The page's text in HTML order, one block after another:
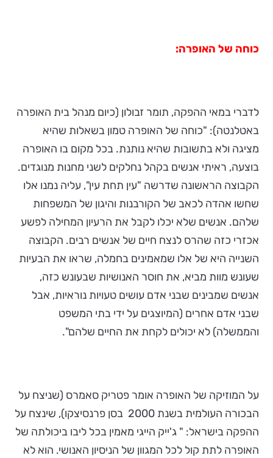
כוחה של האופרה:
לדברי במאי ההפקה, תומר זבולון (כיום מנהל בית האופרה
באטלנטה): "כוחה של האופרה טמון בשאלות שהיא
מציגה ולא בתשובות שהיא נותנת. בכל מקום בו האופרה
בוצעה, ראיתי אנשים בקהל נחלקים לשני מחנות מנוגדים.
הקבוצה הראשונה שדרשה "עין תחת עין", עליה נמנו אלו
שחשו אהדה לכאב של הקורבנות והיגון של המשפחות
שלהם. אנשים שלא יכלו לקבל את הרעיון המחילה לפשע
אכזרי כזה שהרס לנצח חיים של אנשים רבים. הקבוצה
השנייה היא של אלו שמאמינים בחמלה, שראו את הבעיות
שעונש מוות מביא, את חוסר האנושיות שבעונש כזה,
אנשים שמבינים שבני אדם עושים טעויות נוראיות, אבל
שבני אדם אחרים (המיוצגים על ידי בתי המשפט
והממשלה) לא יכולים לקחת את החיים שלהם".
על המוזיקה של האופרה אומר פטריק סאמרס (שניצח על
הבכורה העולמית בשנת 2000 בסן פרנסיצקו), שינצח על
ההפקה בישראל: " ג'ייק הייגי מאמין בכל ליבו ביכולתה של
האופרה לתת קול לכל המגוון של הניסיון האנושי. הוא לא